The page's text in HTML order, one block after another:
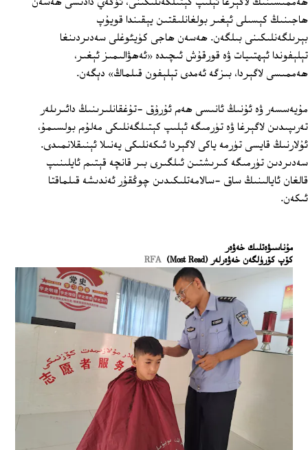
ھاجىنىڭ كېسىلى ئېغىر بولغانلىقتىن يېقىندا قويۇپ
بېرىلگەنلىكىنى بىلگەن. ھەسەن ھاجى كۈيئوغلى سەدىردىنغا
تېلېفوندا ئېھتىيات ۋە قورقۇش ئىچىدە «ئەھۋالىمىز ئېغىر،
ھەممىسى لاگېردا، بىزگە ئەمدى تېلېفون قىلماڭ» دېگەن.
مۇيەسسەر ۋە ئۇنىڭ ئانىسى ھەم ئۇرۇق -تۇغقانلىرىنىڭ دائىرىلەر
تەرىپىدىن لاگېرغا ۋە تۈرمىگە ئېلىپ كېتىلگەنلىكى مەلۇم بولسىمۇ،
ئۇلارنىڭ قايسى تۈرمە ياكى لاگېردا ئىكەنلىكى يەنىلا ئېنىقلانمىدى.
سەدىردىن تۈرمىگە كىرىشتىن ئىلگىرى بىر قانچە قېتىم ئايلىنىپ
قالغان ئايالىنىڭ ساق -سالامەتلىكىدىن چوڭقۇر ئەندىشە قىلماقتا
ئىكەن.
ﻣﯘﻧﺎﺳﯩﯟﻩﺗﻠﯩﻚ ﺧﻪﯞﻩﺭ
كۆپ كۆرۈلگەن خەۋەرلەر (Most Read)
RFA